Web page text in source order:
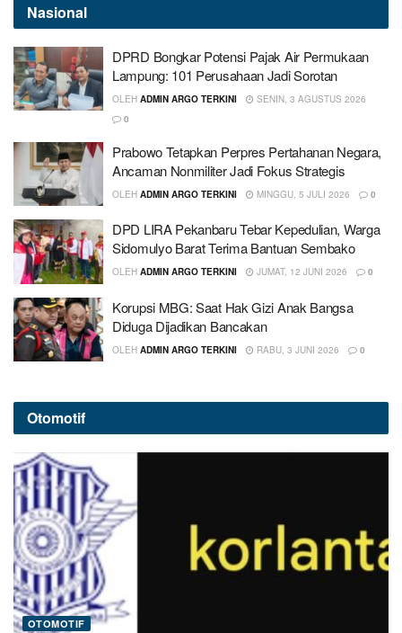
Nasional
DPRD Bongkar Potensi Pajak Air Permukaan
Lampung: 101 Perusahaan Jadi Sorotan
OLEH ADMIN ARGO TERKINI
SENIN, 3 AGUSTUS 2026
0
Prabowo Tetapkan Perpres Pertahanan Negara,
Ancaman Nonmiliter Jadi Fokus Strategis
OLEH ADMIN ARGO TERKINI MINGGU, 5 JULI 2026 0
DPD LIRA Pekanbaru Tebar Kepedulian, Warga
Sidomulyo Barat Terima Bantuan Sembako
OLEH ADMIN ARGO TERKINI JUMAT, 12 JUNI 2026 0
Korupsi MBG: Saat Hak Gizi Anak Bangsa
Diduga Dijadikan Bancakan
OLEH ADMIN ARGO TERKINI RABU, 3 JUNI 2026 0
Otomotif
OTOMOTIF